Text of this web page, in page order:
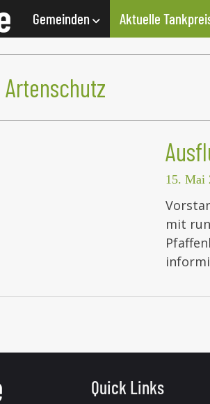
Gemeinden Aktuelle
Artenschutz
15. Mai
mit
Quick Links